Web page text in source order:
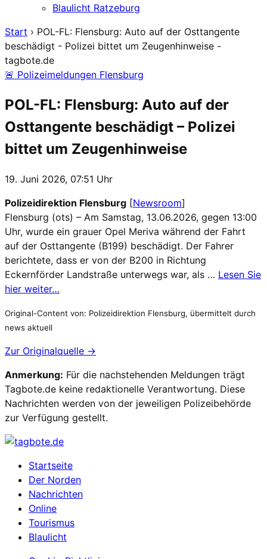
Blaulicht Ratzeburg
Start › POL-FL: Flensburg: Auto auf der Osttangente
beschädigt - Polizei bittet um Zeugenhinweise -
tagbote.de
🚨 Polizeimeldungen Flensburg
POL-FL: Flensburg: Auto auf der
Osttangente beschädigt – Polizei
bittet um Zeugenhinweise
19. Juni 2026, 07:51 Uhr
Polizeidirektion Flensburg [Newsroom]
Flensburg (ots) – Am Samstag, 13.06.2026, gegen 13:00
Uhr, wurde ein grauer Opel Meriva während der Fahrt
auf der Osttangente (B199) beschädigt. Der Fahrer
berichtete, dass er von der B200 in Richtung
Eckernförder Landstraße unterwegs war, als … Lesen Sie
hier weiter…
Original-Content von: Polizeidirektion Flensburg, übermittelt durch
news aktuell
Zur Originalquelle →
Anmerkung: Für die nachstehenden Meldungen trägt
Tagbote.de keine redaktionelle Verantwortung. Diese
Nachrichten werden von der jeweiligen Polizeibehörde
zur Verfügung gestellt.
Startseite
Der Norden
Nachrichten
Online
Tourismus
Blaulicht